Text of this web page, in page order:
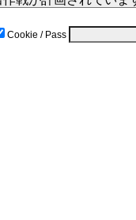
Cookie / Pass